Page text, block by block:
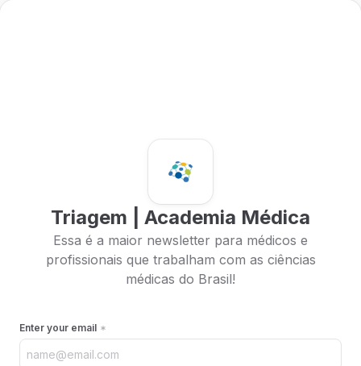
Triagem | Academia Médica
Essa é a maior newsletter para médicos e
profissionais que trabalham com as ciências
médicas do Brasil!
Enter your email